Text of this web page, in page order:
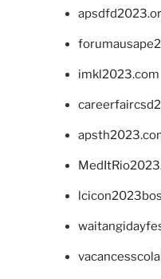
imkl2023.com